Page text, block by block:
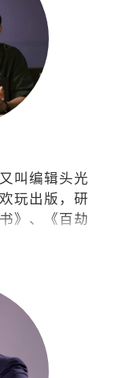
叫编辑头光
玩出版，研
》、《百劫
最近在不同